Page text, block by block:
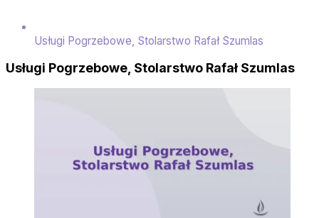
Usługi Pogrzebowe, Stolarstwo Rafał Szumlas
Usługi Pogrzebowe, Stolarstwo Rafał Szumlas